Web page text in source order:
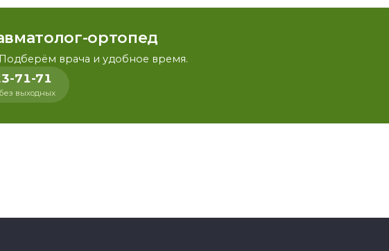
ортопед
врача и удобное время.
71-71
без выходных